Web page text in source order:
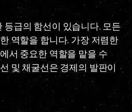
등급의 함선이 있습니다. 모든
역할을 합니다. 가장 저렴한
서 중요한 역할을 맡을 수
및 채굴선은 경제의 발판이